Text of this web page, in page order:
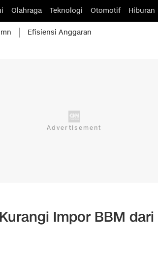
Olahraga Teknologi Otomotif Hiburan
Efisiensi Anggaran
Impor BBM dari